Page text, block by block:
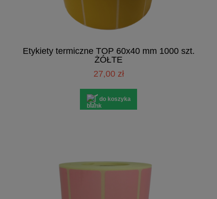
Etykiety termiczne TOP 60x40 mm 1000 szt.
ŻÓŁTE
27,00 zł
do koszyka